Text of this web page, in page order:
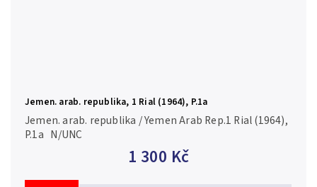
Jemen. arab. republika, 1 Rial (1964), P.1a
1 300 Kč
Jemen. arab. republika / Yemen Arab Rep.1 Rial (1964),
P.1a N/UNC